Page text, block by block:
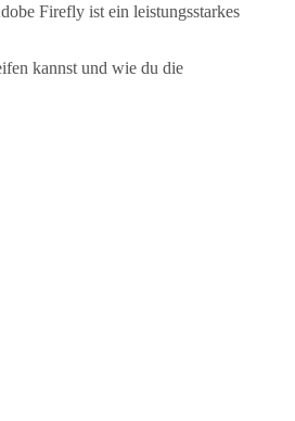
Firefly ist ein leistungsstarkes
kannst und wie du die